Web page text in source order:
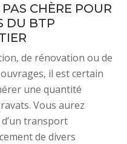
CHÈRE POUR
DU BTP
de rénovation ou de
il est certain
une quantité
Vous aurez
transport
de divers